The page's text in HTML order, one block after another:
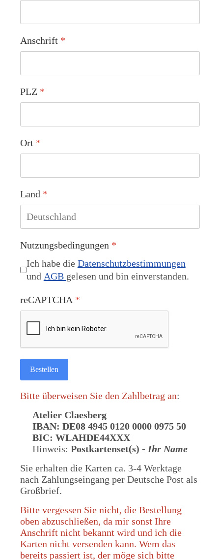
Anschrift *
PLZ *
Ort *
Land *
Nutzungsbedingungen *
Ich habe die Datenschutzbestimmungen
und AGB gelesen und bin einverstanden.
reCAPTCHA *
Bestellen
Bitte überweisen Sie den Zahlbetrag an:
Atelier Claesberg
IBAN: DE08 4945 0120 0000 0975 50
BIC: WLAHDE44XXX
Hinweis: Postkartenset(s) - Ihr Name
Sie erhalten die Karten ca. 3-4 Werktage
nach Zahlungseingang per Deutsche Post als
Großbrief.
Bitte vergessen Sie nicht, die Bestellung
oben abzuschließen, da mir sonst Ihre
Anschrift nicht bekannt wird und ich die
Karten nicht versenden kann. Wem das
bereits passiert ist, der möge sich bitte